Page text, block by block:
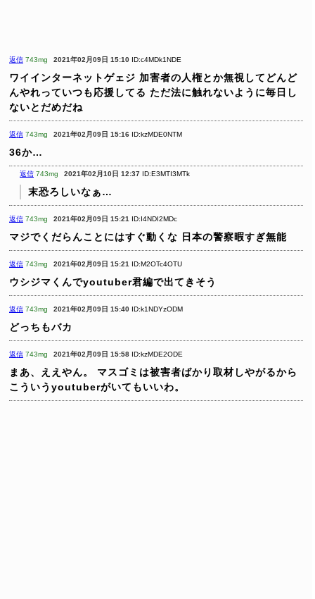
返信 743mg 2021年02月09日 15:10 ID:c4MDk1NDE
ワイインターネットゲェジ 加害者の人権とか無視してどんど
んやれっていつも応援してる ただ法に触れないように毎日し
ないとだめだね
返信 743mg 2021年02月09日 15:16 ID:kzMDE0NTM
36か…
返信 743mg 2021年02月10日 12:37 ID:E3MTI3MTk
末恐ろしいなぁ…
返信 743mg 2021年02月09日 15:21 ID:I4NDI2MDc
マジでくだらんことにはすぐ動くな 日本の警察暇すぎ無能
返信 743mg 2021年02月09日 15:21 ID:M2OTc4OTU
ウシジマくんでyoutuber君編で出てきそう
返信 743mg 2021年02月09日 15:40 ID:k1NDYzODM
どっちもバカ
返信 743mg 2021年02月09日 15:58 ID:kzMDE2ODE
まあ、ええやん。
マスゴミは被害者ばかり取材しやがるから
こういうyoutuberがいてもいいわ。